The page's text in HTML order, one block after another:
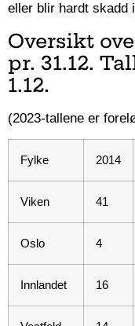
eller blir hardt skadd
Oversikt
pr. 31.12.
1.12.
(2023-tallene er
Fylke 2014
Viken 41
Oslo 4
Innlandet 16